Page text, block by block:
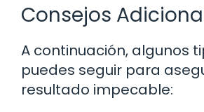
Consejos
A continuación, algunos
puedes seguir para
resultado impecable: